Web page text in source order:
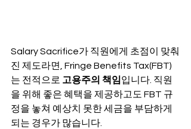
Salary Sacrifice가 직원에게 초점이 맞춰
진 제도라면, Fringe Benefits Tax(FBT)
는 전적으로 고용주의 책임입니다. 직원
을 위해 좋은 혜택을 제공하고도 FBT 규
정을 놓쳐 예상치 못한 세금을 부담하게
되는 경우가 많습니다.